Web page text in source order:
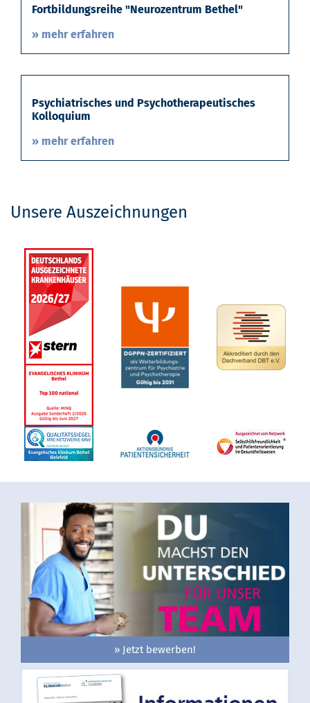
Fortbildungsreihe "Neurozentrum Bethel"
» mehr erfahren
Psychiatrisches und Psychotherapeutisches
Kolloquium
» mehr erfahren
Unsere Auszeichnungen
» Jetzt bewerben!